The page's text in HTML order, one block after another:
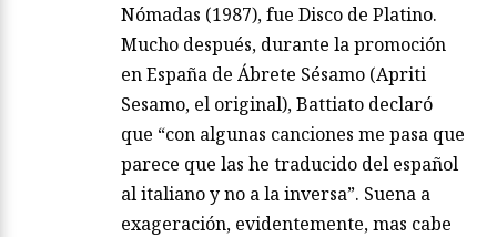
Nómadas (1987), fue Disco de Platino.
Mucho después, durante la promoción
en España de Ábrete Sésamo (Apriti
Sesamo, el original), Battiato declaró
que “con algunas canciones me pasa que
parece que las he traducido del español
al italiano y no a la inversa”. Suena a
exageración, evidentemente, mas cabe